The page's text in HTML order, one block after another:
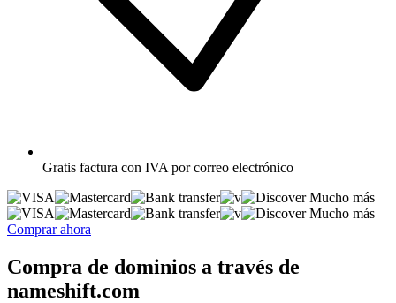
Gratis factura con IVA por correo electrónico
Mucho más
Mucho más
Comprar ahora
Compra de dominios a través de
nameshift.com